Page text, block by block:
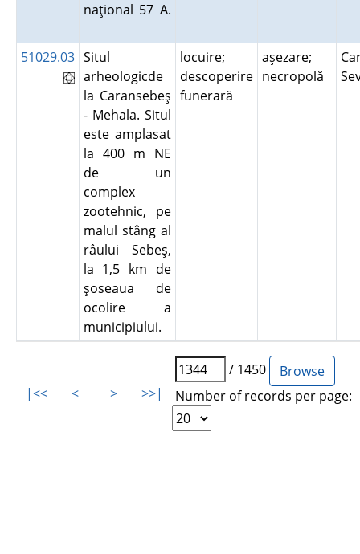
naţional 57 A.
51029.03 Situl
arheologicde
la Caransebeş
- Mehala. Situl
este amplasat
la 400 m NE
de un
complex
zootehnic, pe
malul stâng al
râului Sebeş,
la 1,5 km de
şoseaua de
ocolire a
municipiului.
locuire;
descoperire
funerară
aşezare;
necropolă
|<< < > >>|
/ 1450
Number of records per page: